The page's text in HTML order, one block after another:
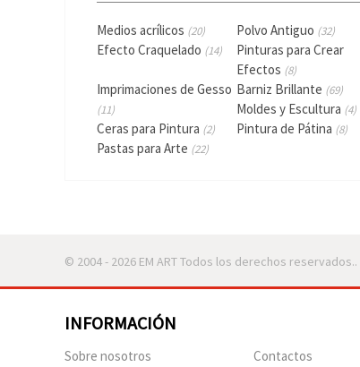
Medios acrílicos (20) Polvo Antiguo (32)
Efecto Craquelado (14)
Pinturas para Crear
Efectos (8)
Imprimaciones de Gesso
(11)
Barniz Brillante (69)
Moldes y Escultura (4)
Ceras para Pintura (2) Pintura de Pátina (8)
Pastas para Arte (22)
© 2004 - 2026 EM ART Todos los derechos reservados..
INFORMACIÓN
Sobre nosotros Contactos